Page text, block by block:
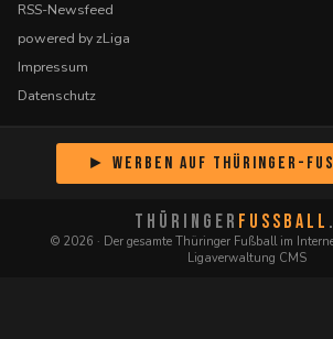
RSS-Newsfeed
powered by zLiga
Impressum
Datenschutz
► Werben auf Thüringer-
THÜRINGER FUSSBALL
© 2026 · Der gesamte Thüringer Fußball im
Ligaverwaltung CMS